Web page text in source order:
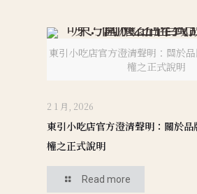
東引小吃店官方澄清聲明：關於
權之正式說明
2 1 月, 2026
東引小吃店官方澄清聲明：關於
權之正式說明
Read more